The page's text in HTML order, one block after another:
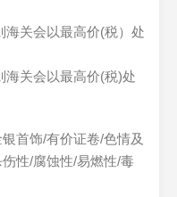
海关会以最高价(税）处
海关会以最高价(税)处
首饰/有价证卷/色情及
性/腐蚀性/易燃性/毒